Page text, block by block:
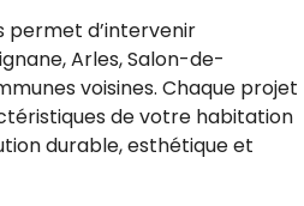
permet d’intervenir
Arles, Salon-de-
voisines. Chaque projet
de votre habitation
durable, esthétique et